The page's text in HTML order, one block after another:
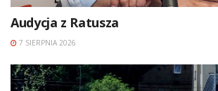
Audycja z Ratusza
7 SIERPNIA 2026